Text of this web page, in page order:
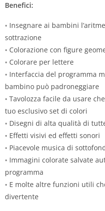
Benefici:
◦ Insegnare ai bambini
sottrazione
◦ Colorazione con figure
◦ Colorare per lettere
◦ Interfaccia del programma
bambino può padroneggiare
◦ Tavolozza facile da usare
tuo esclusivo set di colori
◦ Disegni di alta qualità di
◦ Effetti visivi ed effetti sonori
◦ Piacevole musica di
◦ Immagini colorate salvate
programma
◦ E molte altre funzioni utili
divertente